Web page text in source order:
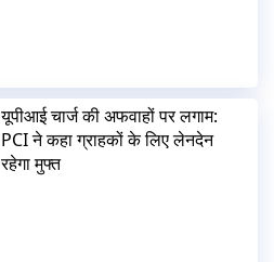
यूपीआई चार्ज की अफवाहों पर लगाम:
PCI ने कहा ग्राहकों के लिए लेनदेन
रहेगा मुफ्त